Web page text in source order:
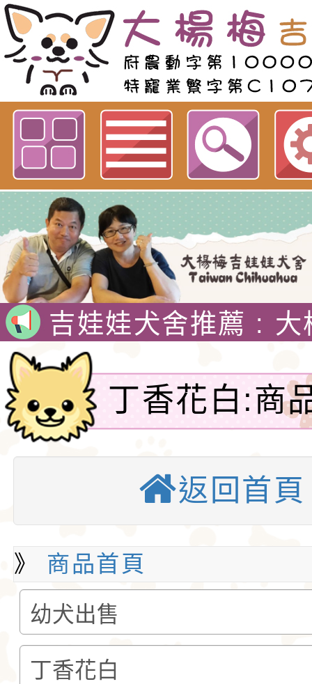
歡迎參觀：商品列表 Product list
吉娃娃專賣店 : 大楊
犬舍 。
吉娃娃犬舍推薦 : 大
娃犬舍
4月30日出生的小朋
吉娃娃有堅韌的意
警惕，動作迅速，以
格和嬌小的體型廣受
愛。吉娃娃犬犬不
小型玩具犬，同時也
犬的狩獵與防範本能
似梗類犬的氣質。
1890年，墨西哥總
娃娃藏在花束裡，送
后阿德麗娜‧芭蒂
Patti），後者對外
娃娃成為家喻戶曉的
吉娃娃專賣店 : 大楊
犬舍 。
吉娃娃犬舍推薦 :
娃犬舍
4月30日出生的小朋
吉娃娃有堅韌的意志
警惕，動作迅速，以
格和嬌小的體型廣受
愛。吉娃娃犬犬不僅
1890年，墨西哥總
娃娃藏在花束裡，送
后阿德麗娜‧芭蒂（
丁香花白:商
Product list-
返回首頁
》 商品首頁